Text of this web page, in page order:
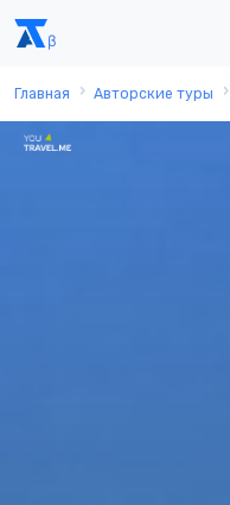
Главная Авторские туры